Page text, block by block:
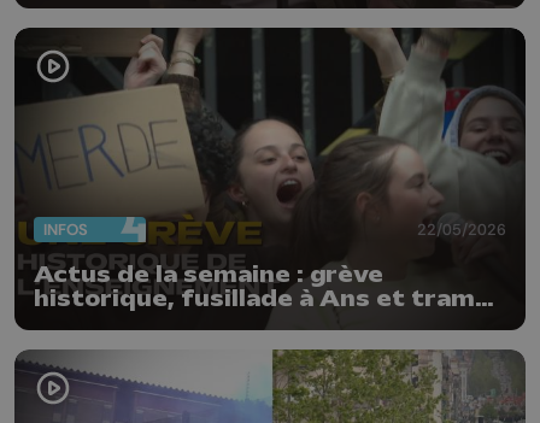
Liège
INFOS 22/05/2026
Actus de la semaine : grève
historique, fusillade à Ans et tram
déjà dégradé à Liège